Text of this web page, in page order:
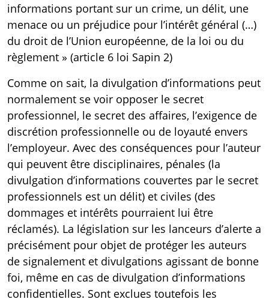
informations portant sur un crime, un délit, une
menace ou un préjudice pour l’intérêt général (…)
du droit de l’Union européenne, de la loi ou du
règlement » (article 6 loi Sapin 2)
Comme on sait, la divulgation d’informations peut
normalement se voir opposer le secret
professionnel, le secret des affaires, l’exigence de
discrétion professionnelle ou de loyauté envers
l’employeur. Avec des conséquences pour l’auteur
qui peuvent être disciplinaires, pénales (la
divulgation d’informations couvertes par le secret
professionnels est un délit) et civiles (des
dommages et intérêts pourraient lui être
réclamés). La législation sur les lanceurs d’alerte a
précisément pour objet de protéger les auteurs
de signalement et divulgations agissant de bonne
foi, même en cas de divulgation d’informations
confidentielles. Sont exclues toutefois les